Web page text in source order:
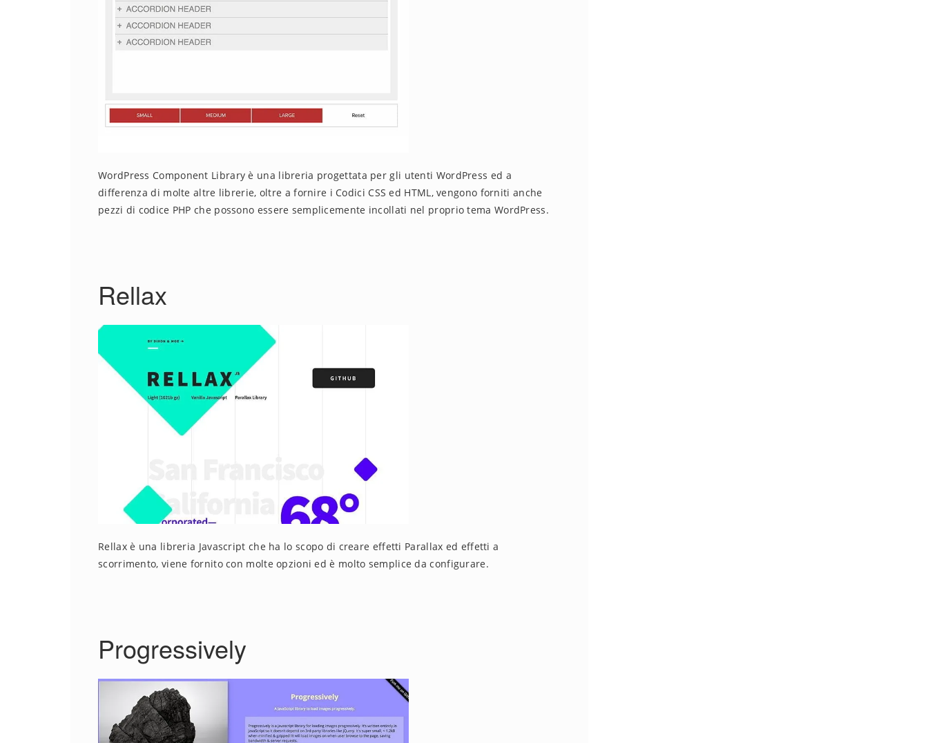
WordPress Component Library è una libreria progettata per gli utenti WordPress ed a
differenza di molte altre librerie, oltre a fornire i Codici CSS ed HTML, vengono forniti anche
pezzi di codice PHP che possono essere semplicemente incollati nel proprio tema WordPress.
Rellax
Rellax è una libreria Javascript che ha lo scopo di creare effetti Parallax ed effetti a
scorrimento, viene fornito con molte opzioni ed è molto semplice da configurare.
Progressively